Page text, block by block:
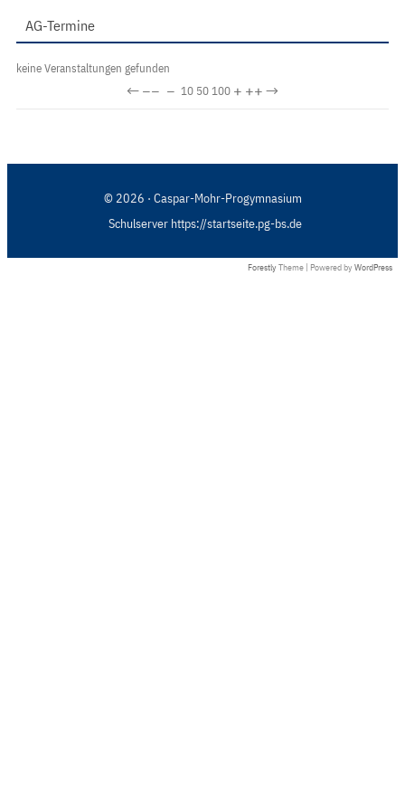
AG-Termine
keine Veranstaltungen gefunden
←−− − 10 50100 + ++→
© 2026 · Caspar-Mohr-Progymnasium
Schulserver https://startseite.pg-bs.de
Forestly Theme | Powered by WordPress